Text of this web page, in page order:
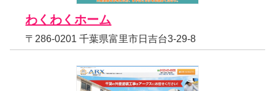
わくわくホーム
〒286-0201 千葉県富里市日吉台3-29-8